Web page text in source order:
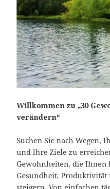
Willkommen zu „30
verändern“
Suchen Sie nach Wegen,
und Ihre Ziele zu
Gewohnheiten, die
Gesundheit, Produktivität
steigern. Von einfachen